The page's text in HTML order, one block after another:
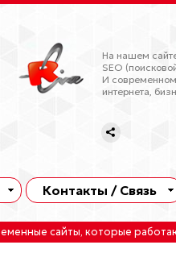
На нашем
SEO
И современном
интернета,
Контакты / Связь
сайты, которые